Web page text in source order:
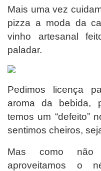
Mais uma vez
pizza a moda da
vinho artesanal
paladar.
Pedimos licença
aroma da bebida,
temos um “defeito”
sentimos cheiros,
Mas como não
aproveitamos o